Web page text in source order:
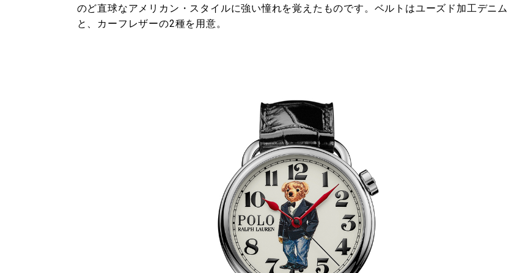
のど直球なアメリカン・スタイルに強い憧れを覚えたものです。ベルトはユーズド加工デニム
と、カーフレザーの2種を用意。